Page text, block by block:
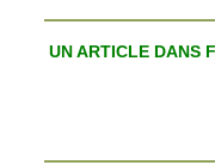
UN ARTICLE DANS